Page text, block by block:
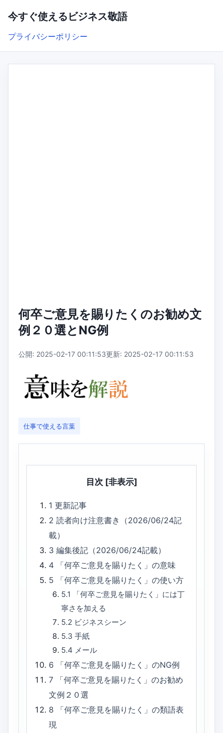
今すぐ使えるビジネス敬語
プライバシーポリシー
何卒ご意見を賜りたくのお勧め文
例２０選とNG例
公開: 2025-02-17 00:11:53更新: 2025-02-17 00:11:53
仕事で使える言葉
目次 [非表示]
1更新記事
2読者向け注意書き（2026/06/24記
載）
3編集後記（2026/06/24記載）
4
「何卒ご意見を賜りたく」の意味
5
「何卒ご意見を賜りたく」の使い方
5.1
「何卒ご意見を賜りたく」には丁
寧さを加える
5.2 ビジネスシーン
5.3 手紙
5.4 メール
6
「何卒ご意見を賜りたく」のNG例
7
「何卒ご意見を賜りたく」のお勧め
文例２０選
8
「何卒ご意見を賜りたく」の類語表
現